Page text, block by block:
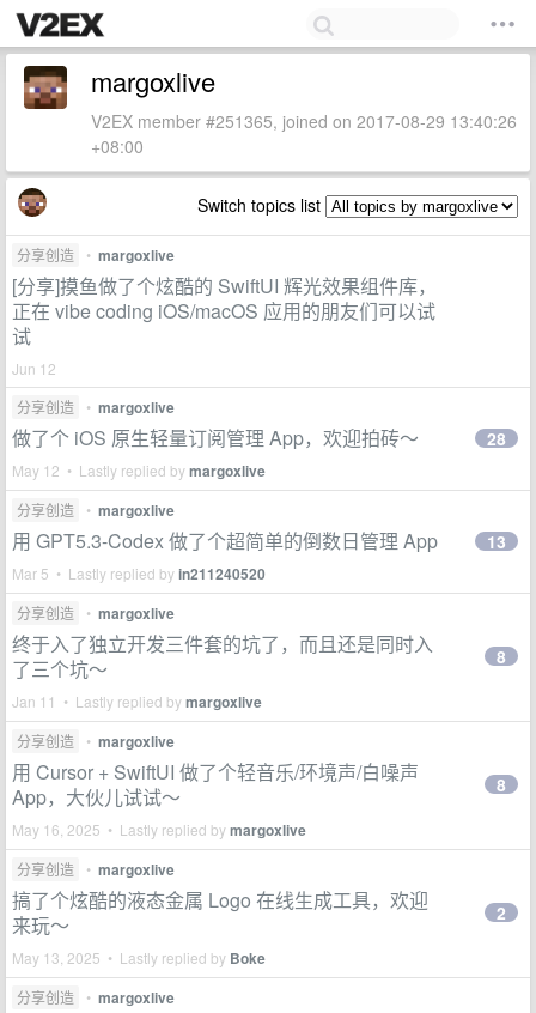
margoxlive
V2EX member #251365, joined on 2017-08-29 13:40:26
+08:00
Switch topics list
分享创造 • margoxlive
[分享]摸鱼做了个炫酷的 SwiftUI 辉光效果组件库，
正在 vibe coding iOS/macOS 应用的朋友们可以试
试
Jun 12
分享创造
• margoxlive
做了个 iOS 原生轻量订阅管理 App，欢迎拍砖～
May 12 • Lastly replied bymargoxlive
28
分享创造 • margoxlive
用 GPT5.3-Codex 做了个超简单的倒数日管理 App
Mar 5 • Lastly replied byin211240520
13
分享创造 • margoxlive
终于入了独立开发三件套的坑了，而且还是同时入
了三个坑～
Jan 11 • Lastly replied bymargoxlive
8
分享创造 • margoxlive
用 Cursor + SwiftUI 做了个轻音乐/环境声/白噪声
App，大伙儿试试～
May 16, 2025 • Lastly replied bymargoxlive
8
分享创造 • margoxlive
搞了个炫酷的液态金属 Logo 在线生成工具，欢迎
来玩～
May 13, 2025 • Lastly replied by Boke
2
分享创造 • margoxlive